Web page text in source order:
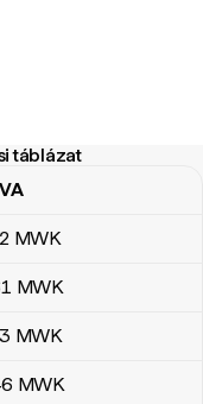
táblázat
MWK
MWK
MWK
MWK